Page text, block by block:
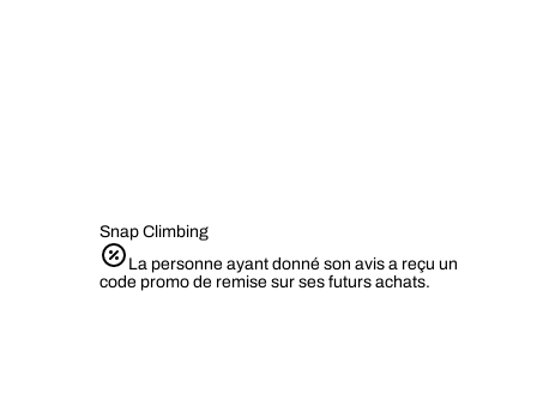
Snap Climbing
La personne ayant donné son avis a reçu un
code promo de remise sur ses futurs achats.